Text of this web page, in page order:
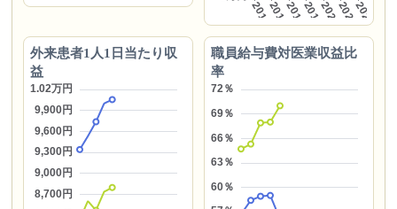
外来患者1人1日当たり収
益
職員給与費対医業収益比
率